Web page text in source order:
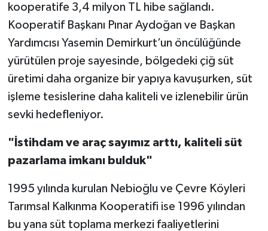
kooperatife 3,4 milyon TL hibe sağlandı.
Kooperatif Başkanı Pınar Aydoğan ve Başkan
Yardımcısı Yasemin Demirkurt’un öncülüğünde
yürütülen proje sayesinde, bölgedeki çiğ süt
üretimi daha organize bir yapıya kavuşurken, süt
işleme tesislerine daha kaliteli ve izlenebilir ürün
sevki hedefleniyor.
"İstihdam ve araç sayımız arttı, kaliteli süt
pazarlama imkanı bulduk"
1995 yılında kurulan Nebioğlu ve Çevre Köyleri
Tarımsal Kalkınma Kooperatifi ise 1996 yılından
bu yana süt toplama merkezi faaliyetlerini